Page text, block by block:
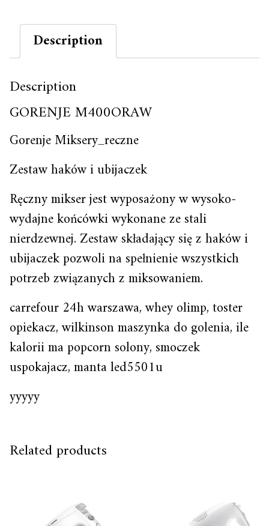
Description
Description
GORENJE M400ORAW
Gorenje Miksery_reczne
Zestaw haków i ubijaczek
Ręczny mikser jest wyposażony w wysoko-
wydajne końcówki wykonane ze stali
nierdzewnej. Zestaw składający się z haków i
ubijaczek pozwoli na spełnienie wszystkich
potrzeb związanych z miksowaniem.
carrefour 24h warszawa, whey olimp, toster
opiekacz, wilkinson maszynka do golenia, ile
kalorii ma popcorn solony, smoczek
uspokajacz, manta led5501u
yyyyy
Related products